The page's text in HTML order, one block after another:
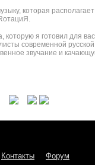
которая
которую я готовил для
современной
звучание и
Контакты Форум